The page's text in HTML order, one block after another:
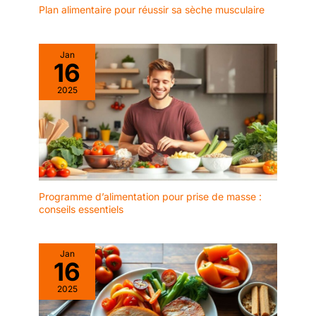
celle-ci encore plus
aussi bien dans les
cuisines modernes
minimalistes que dans
les salles à manger
traditionnelles vintage.
De plus, elles constituent
un cadeau raffiné pour
vos amis et votre famille.
【Nettoyage facile】 Les
être lavés directement à
La brosse à paille incluse
nettoie efficacement les
résidus à l'intérieur de la
paille, garantissant une
hygiène optimale sans
Plan alimentaire pour réussir sa sèche musculaire
Jan
16
2025
Programme d’alimentation pour prise de masse :
conseils essentiels
Jan
16
2025